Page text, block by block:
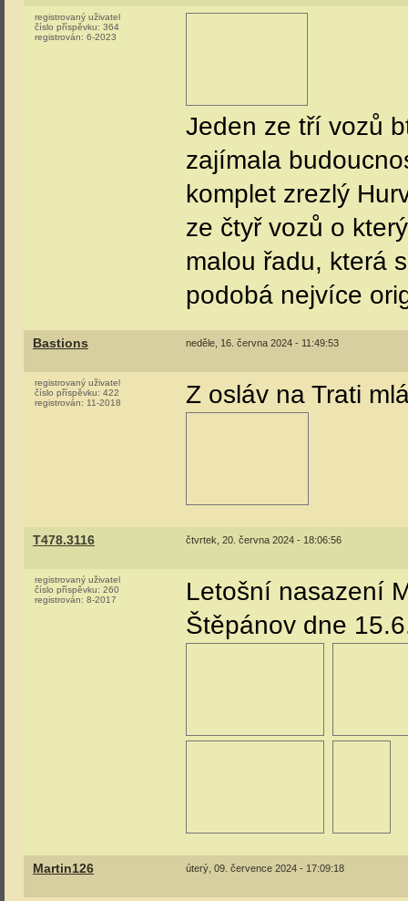
registrovaný uživatel
číslo příspěvku: 364
registrován: 6-2023
Jeden ze tří vozů
zajímala
komplet zrezlý
ze čtyř vozů o
malou řadu, která
podobá nejvíce
Bastions neděle, 16. června 2024 - 11:49:53
registrovaný uživatel
číslo příspěvku: 422
registrován: 11-2018 Z osláv na Trati
T478.3116 čtvrtek, 20. června 2024 - 18:06:56
registrovaný uživatel
číslo příspěvku: 260
registrován: 8-2017
Letošní nasazení
Štěpánov dne
Martin126 úterý, 09. července 2024 - 17:09:18